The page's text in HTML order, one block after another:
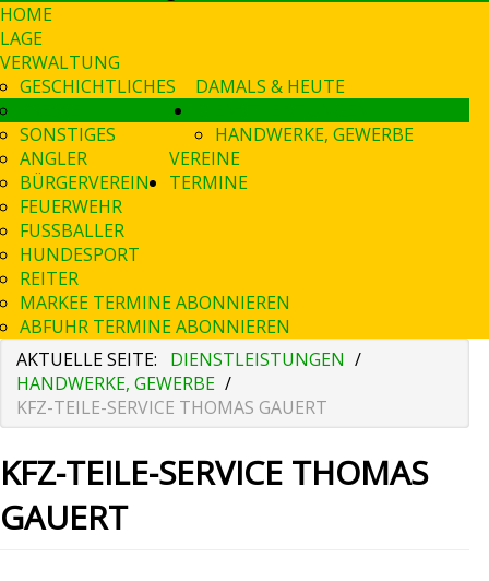
HOME
LAGE
VERWALTUNG
DAMALS & HEUTE
GESCHICHTLICHES
SONSTIGES
HANDWERKE, GEWERBE
VEREINE
ANGLER
BÜRGERVEREIN
FEUERWEHR
FUSSBALLER
HUNDESPORT
REITER
TERMINE
MARKEE TERMINE ABONNIEREN
ABFUHR TERMINE ABONNIEREN
AKTUELLE SEITE:
DIENSTLEISTUNGEN /
HANDWERKE, GEWERBE /
KFZ-TEILE-SERVICE THOMAS GAUERT
KFZ-TEILE-SERVICE THOMAS
GAUERT